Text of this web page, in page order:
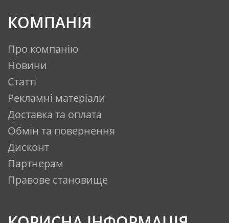
3. Пакувальна коробка
ЕКСПЛУАТАЦІЯ
Заміна картриджів префільтрів у
системі очищення на основі
зворотного осмосу здійснюється
наступним чином:
перекрийте подачу води на
фільтр;
закрийте кран
КОМПАНІЯ
Про компанію
Новини
Статті
Рекламні матеріали
Доставка та оплата
Обмін та повернення
Дисконт
Партнерам
Правове становище